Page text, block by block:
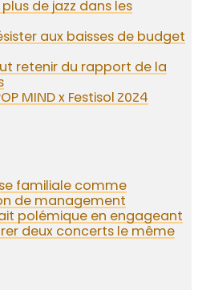
de jazz dans les
aux baisses de budget
retenir du rapport de la
MIND x Festisol 2024
familiale comme
de management
polémique en engageant
deux concerts le même